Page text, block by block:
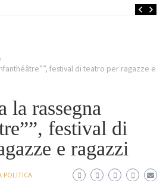
festival di teatro per ragazze e
la rassegna
festival di
e ragazzi
POLITICA